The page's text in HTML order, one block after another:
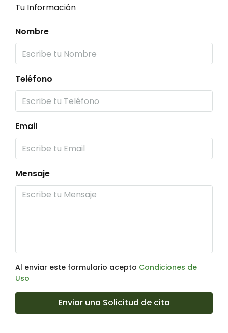
Tu Información
Nombre
Teléfono
Email
Mensaje
Al enviar este formulario acepto Condiciones de
Uso
Enviar una Solicitud de cita